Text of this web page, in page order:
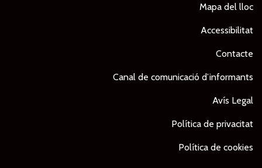
Mapa del lloc
Accessibilitat
Contacte
Canal de comunicació d’informants
Avís Legal
Política de privacitat
Política de cookies